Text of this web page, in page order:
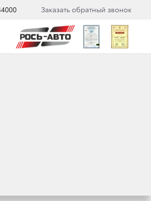
Заказать обратный звонок